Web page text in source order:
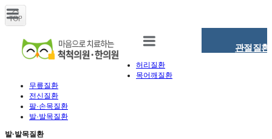
관절질환
허리질환
목어깨질환
무릎질환
전신질환
팔·손목질환
발·발목질환
발·발목질환